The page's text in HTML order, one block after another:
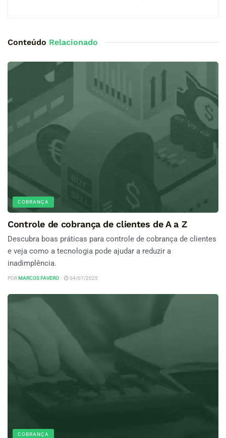
Conteúdo Relacionado
COBRANÇA
Controle de cobrança de clientes de A a Z
Descubra boas práticas para controle de cobrança de clientes
e veja como a tecnologia pode ajudar a reduzir a
inadimplência.
POR MARCOS FAVERO 04/07/2025
COBRANÇA